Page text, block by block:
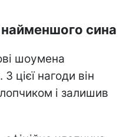
сина
шоумена
цієї нагоди він
і залишив